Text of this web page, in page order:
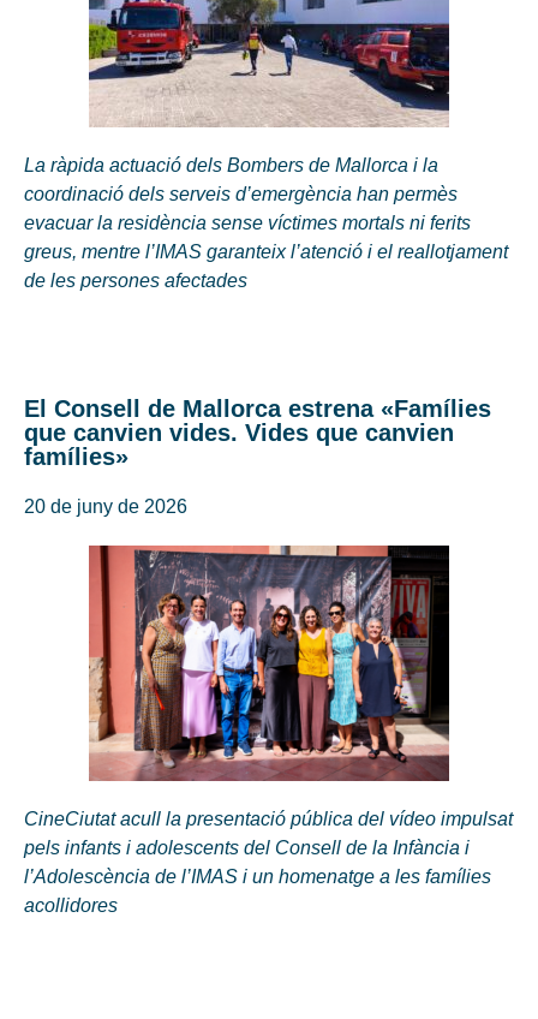
La ràpida actuació dels Bombers de Mallorca i la
coordinació dels serveis d’emergència han permès
evacuar la residència sense víctimes mortals ni ferits
greus, mentre l’IMAS garanteix l’atenció i el reallotjament
de les persones afectades
El Consell de Mallorca estrena «Famílies
que canvien vides. Vides que canvien
famílies»
20 de juny de 2026
CineCiutat acull la presentació pública del vídeo impulsat
pels infants i adolescents del Consell de la Infància i
l’Adolescència de l’IMAS i un homenatge a les famílies
acollidores